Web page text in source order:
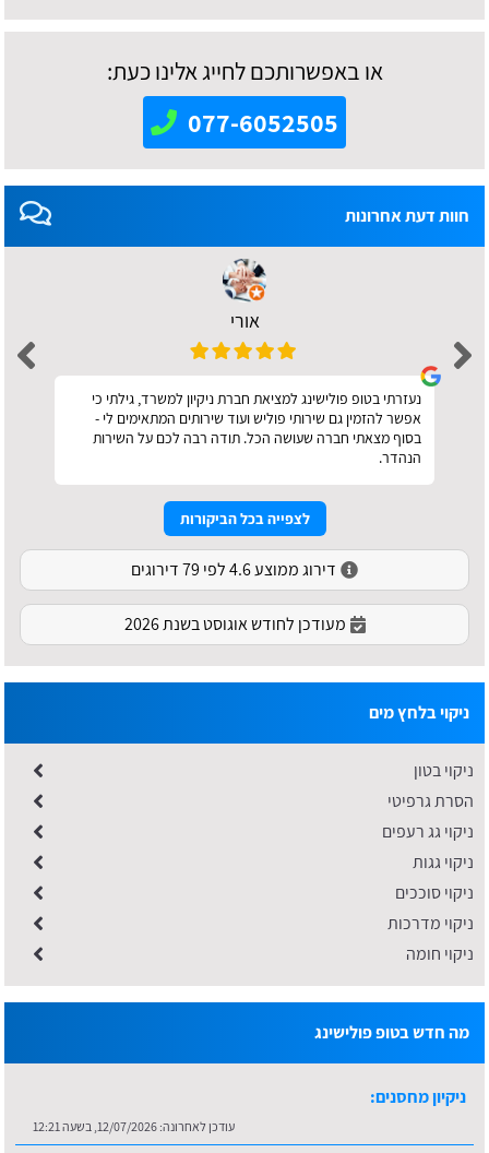
או באפשרותכם לחייג אלינו כעת:
077-6052505
חוות דעת אחרונות
אורי
נעזרתי בטופ פולישינג למציאת חברת ניקיון למשרד, גילתי כי
אפשר להזמין גם שירותי פוליש ועוד שירותים המתאימים לי -
בסוף מצאתי חברה שעושה הכל. תודה רבה לכם על השירות
הנהדר.
לצפייה בכל הביקורות
דירוג ממוצע 4.6 לפי 79 דירוגים
מעודכן לחודש אוגוסט בשנת 2026
ניקוי בלחץ מים
ניקוי בטון
הסרת גרפיטי
ניקוי גג רעפים
ניקוי גגות
ניקוי סוככים
ניקוי מדרכות
ניקוי חומה
מה חדש בטופ פולישינג
ניקיון מחסנים:
עודכן לאחרונה: 12/07/2026, בשעה 12:21